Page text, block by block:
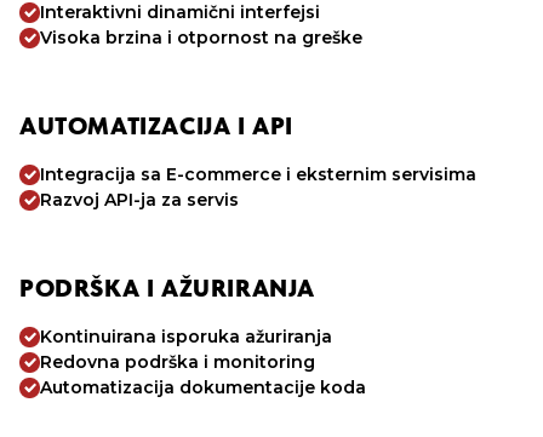
Interaktivni dinamični interfejsi
Visoka brzina i otpornost na greške
AUTOMATIZACIJA I API
Integracija sa E-commerce i eksternim servisima
Razvoj API-ja za servis
PODRŠKA I AŽURIRANJA
Kontinuirana isporuka ažuriranja
Redovna podrška i monitoring
Automatizacija dokumentacije koda